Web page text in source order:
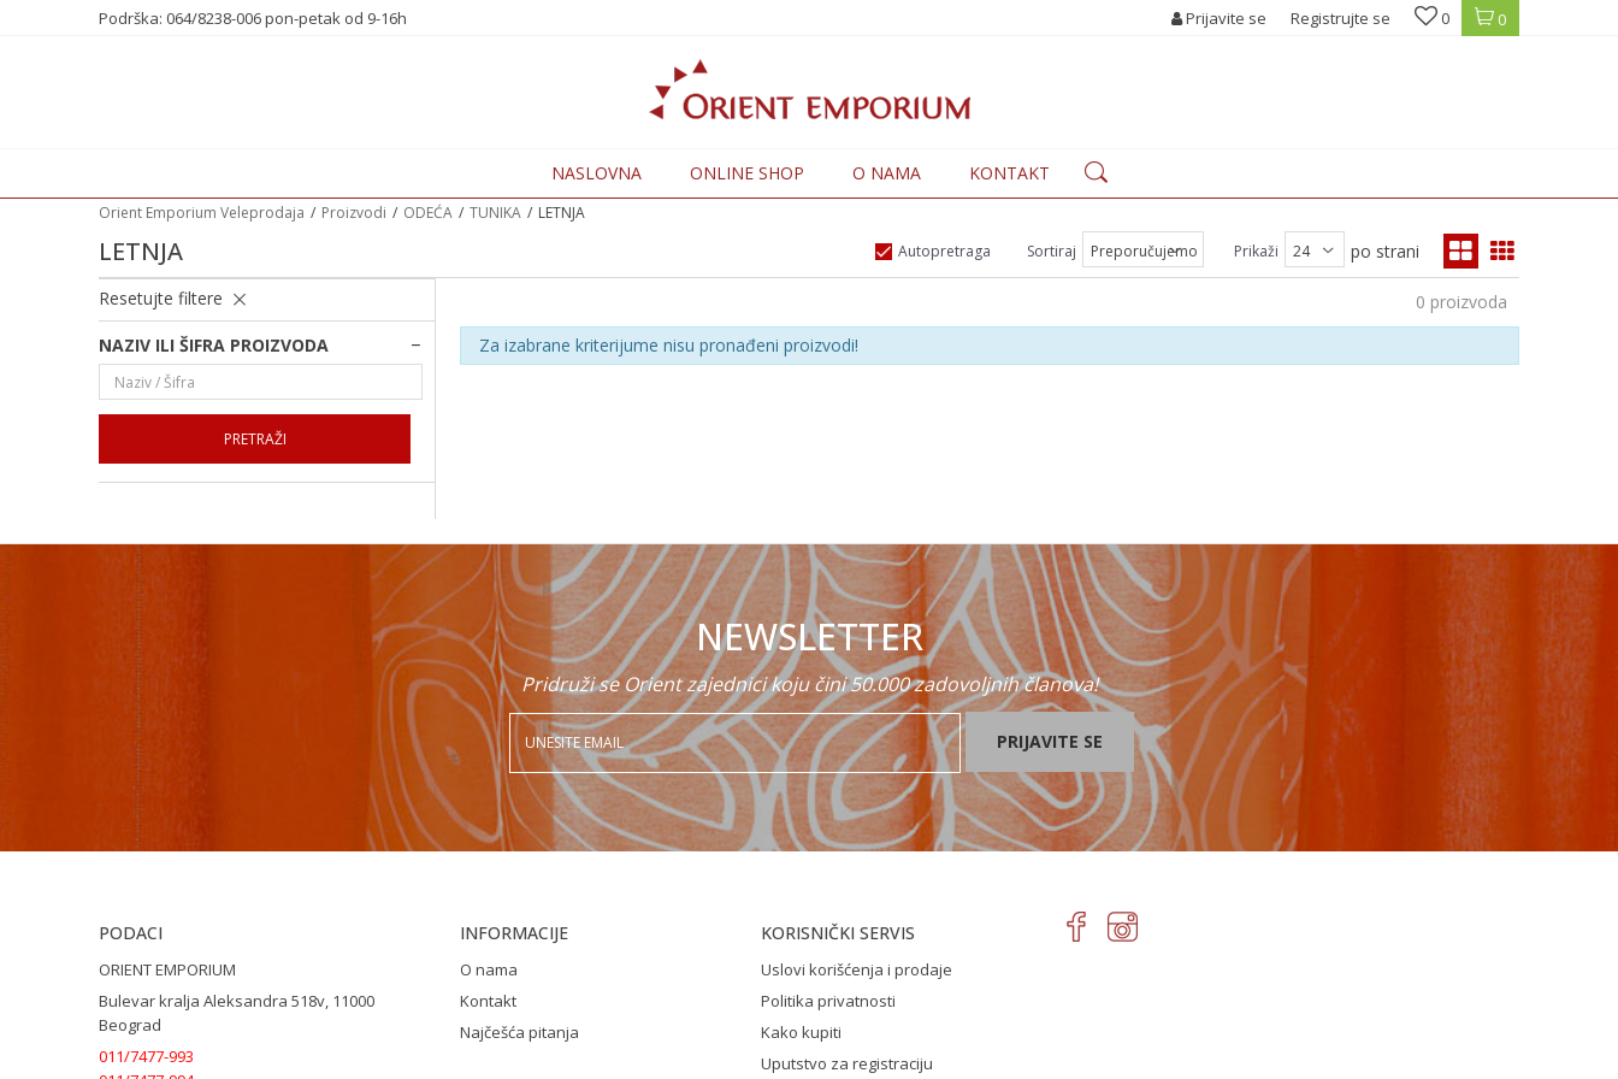
Podrška: 064/8238-006 pon-petak od 9-16h 0
0
Prijavite se Registrujte se
NASLOVNA ONLINE SHOP O NAMA KONTAKT
Orient Emporium Veleprodaja Proizvodi ODEĆA TUNIKA LETNJA
LETNJA Autopretraga Sortiraj Prikaži po strani
Resetujte filtere
NAZIV ILI ŠIFRA PROIZVODA
PRETRAŽI
0 proizvoda
Za izabrane kriterijume nisu pronađeni proizvodi!
NEWSLETTER
Pridruži se Orient zajednici koju čini 50.000 zadovoljnih članova!
PRIJAVITE SE
PODACI
ORIENT EMPORIUM
Bulevar kralja Aleksandra 518v, 11000
Beograd
011/7477-993
INFORMACIJE
O nama
Kontakt
Najčešća pitanja
KORISNIČKI SERVIS
Uslovi korišćenja i prodaje
Politika privatnosti
Kako kupiti
Uputstvo za registraciju